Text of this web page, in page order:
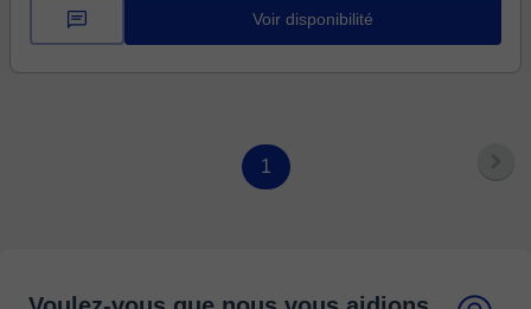
Voir disponibilité
1